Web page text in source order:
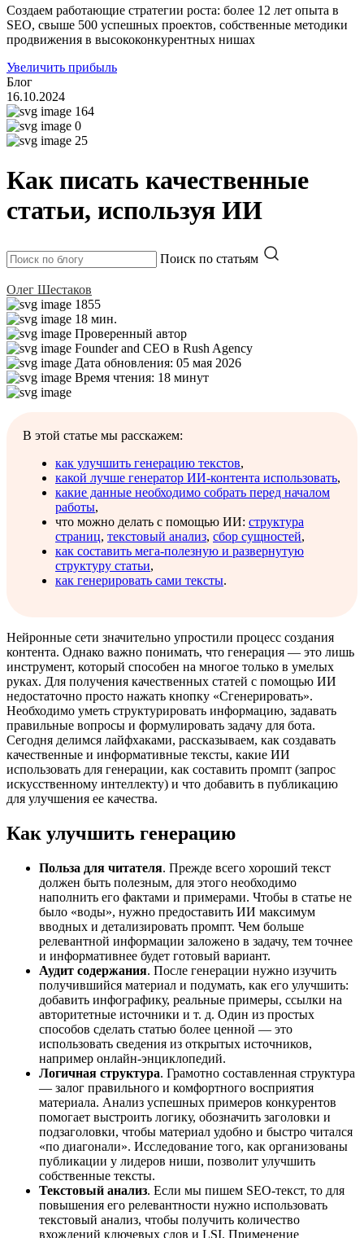
Создаем работающие стратегии роста: более 12 лет опыта в
SEO, свыше 500 успешных проектов, собственные методики
продвижения в высококонкурентных нишах
Увеличить прибыль
Блог
16.10.2024
164
0
25
Как писать качественные
статьи, используя ИИ
Поиск по статьям
Олег Шестаков
1855
18 мин.
Проверенный автор
Founder and CEO в Rush Agency
Дата обновления: 05 мая 2026
Время чтения: 18 минут
В этой статье мы расскажем:
как улучшить генерацию текстов,
какой лучше генератор ИИ-контента использовать,
какие данные необходимо собрать перед началом
работы,
что можно делать с помощью ИИ: структура
страниц, текстовый анализ, сбор сущностей,
как составить мега-полезную и развернутую
структуру статьи,
как генерировать сами тексты.
Нейронные сети значительно упростили процесс создания
контента. Однако важно понимать, что генерация — это лишь
инструмент, который способен на многое только в умелых
руках. Для получения качественных статей с помощью ИИ
недостаточно просто нажать кнопку «Сгенерировать».
Необходимо уметь структурировать информацию, задавать
правильные вопросы и формулировать задачу для бота.
Сегодня делимся лайфхаками, рассказываем, как создавать
качественные и информативные тексты, какие ИИ
использовать для генерации, как составить промпт (запрос
искусственному интеллекту) и что добавить в публикацию
для улучшения ее качества.
Как улучшить генерацию
Польза для читателя. Прежде всего хороший текст
должен быть полезным, для этого необходимо
наполнить его фактами и примерами. Чтобы в статье не
было «воды», нужно предоставить ИИ максимум
вводных и детализировать промпт. Чем больше
релевантной информации заложено в задачу, тем точнее
и информативнее будет готовый вариант.
Аудит содержания. После генерации нужно изучить
получившийся материал и подумать, как его улучшить:
добавить инфографику, реальные примеры, ссылки на
авторитетные источники и т. д. Один из простых
способов сделать статью более ценной — это
использовать сведения из открытых источников,
например онлайн-энциклопедий.
Логичная структура. Грамотно составленная структура
— залог правильного и комфортного восприятия
материала. Анализ успешных примеров конкурентов
помогает выстроить логику, обозначить заголовки и
подзаголовки, чтобы материал удобно и быстро читался
«по диагонали». Исследование того, как организованы
публикации у лидеров ниши, позволит улучшить
собственные тексты.
Текстовый анализ. Если мы пишем SEO-текст, то для
повышения его релевантности нужно использовать
текстовый анализ, чтобы получить количество
вхождений ключевых слов и LSI. Применение